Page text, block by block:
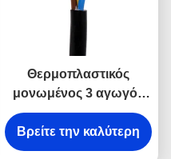
Θερμοπλαστικός
μονωμένος 3 αγωγός
10 καλώδιο AWG,
βιομηχανικό καλώδιο
SJT/SJTW 500 FT
Βρείτε την καλύτερη